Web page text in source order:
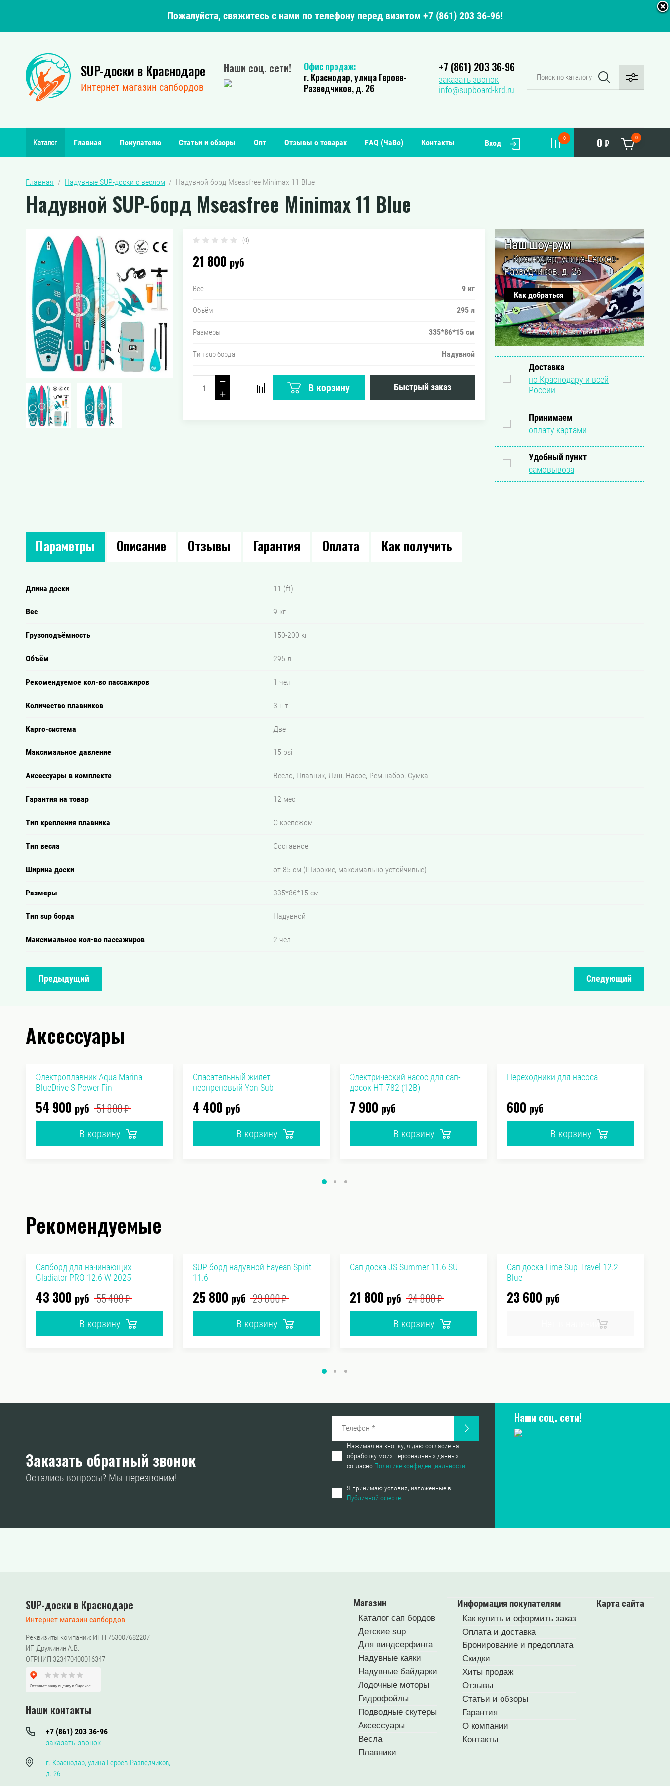
Пожалуйста, свяжитесь с нами по телефону перед визитом +7 (861) 203 36-96!
Каталог Главная Покупателю Статьи и обзоры Опт Отзывы о товарах FAQ (ЧаВо) Контакты Вход
0 0 ₽
0
SUP-доски в Краснодаре
Интернет магазин сапбордов
Наши соц. сети!
Офис продаж:
г. Краснодар, улица Героев-
Разведчиков, д. 26
+7 (861) 203 36-96
заказать звонок
info@supboard-krd.ru
Главная
  /
Надувные SUP-доски с веслом
  /  Надувной борд Mseasfree Minimax 11 Blue
Надувной SUP-борд Mseasfree Minimax 11 Blue
(0)
21 800 руб
Вес 9 кг
Объём 295 л
Размеры 335*86*15 см
Тип sup борда Надувной
−
+
В корзину Быстрый заказ
Наш шоу-рум
г. Краснодар, улица Героев-
Разведчиков, д. 26
Как добраться
Доставка
по Краснодару и всей
России
Принимаем
оплату картами
Удобный пункт
самовывоза
Параметры Описание Отзывы Гарантия Оплата Как получить
Длина доски 11 (ft)
Вес 9 кг
Грузоподъёмность 150-200 кг
Объём 295 л
Рекомендуемое кол-во пассажиров 1 чел
Количество плавников 3 шт
Карго-система Две
Максимальное давление 15 psi
Аксессуары в комплекте Весло, Плавник, Лиш, Насос, Рем.набор, Сумка
Гарантия на товар 12 мес
Тип крепления плавника С крепежом
Тип весла Составное
Ширина доски от 85 см (Широкие, максимально устойчивые)
Размеры 335*86*15 см
Тип sup борда Надувной
Максимальное кол-во пассажиров 2 чел
Предыдущий Следующий
Аксессуары
Электроплавник Aqua Marina
BlueDrive S Power Fin
54 900 руб 51 800₽
В корзину
Спасательный жилет
неопреновый Yon Sub
4 400 руб
В корзину
Электрический насос для сап-
досок HT-782 (12В)
7 900 руб
В корзину
Переходники для насоса
600 руб
В корзину
Рекомендуемые
Сапборд для начинающих
Gladiator PRO 12.6 W 2025
43 300 руб 55 400₽
В корзину
SUP борд надувной Fayean Spirit
11.6
25 800 руб 29 800₽
В корзину
Сап доска JS Summer 11.6 SU
21 800 руб 24 800₽
В корзину
Сап доска Lime Sup Travel 12.2
Blue
23 600 руб
Нет в наличии
Заказать обратный звонок
Остались вопросы? Мы перезвоним!
Нажимая на кнопку, я даю согласие на
обработку моих персональных данных
согласно Политике конфиденциальности
Я принимаю условия, изложенные в
Публичной оферте
Наши соц. сети!
SUP-доски в Краснодаре
Интернет магазин сапбордов
Реквизиты компании: ИНН 753007682207
ИП Дружинин А.В.
ОГРНИП 323470400016347
Наши контакты
+7 (861) 203 36-96
заказать звонок
г. Краснодар, улица Героев-Разведчиков,
д. 26
Магазин
Каталог сап бордов
Детские sup
Для виндсерфинга
Надувные каяки
Надувные байдарки
Лодочные моторы
Гидрофойлы
Подводные скутеры
Аксессуары
Весла
Плавники
Информация покупателям
Как купить и оформить заказ
Оплата и доставка
Бронирование и предоплата
Скидки
Хиты продаж
Отзывы
Статьи и обзоры
Гарантия
О компании
Контакты
Карта сайта